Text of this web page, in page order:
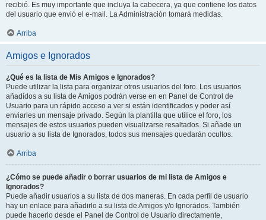
recibió. Es muy importante que incluya la cabecera, ya que contiene los datos
del usuario que envió el e-mail. La Administración tomará medidas.
Arriba
Amigos e Ignorados
¿Qué es la lista de Mis Amigos e Ignorados?
Puede utilizar la lista para organizar otros usuarios del foro. Los usuarios
añadidos a su lista de Amigos podrán verse en en Panel de Control de
Usuario para un rápido acceso a ver si están identificados y poder así
enviarles un mensaje privado. Según la plantilla que utilice el foro, los
mensajes de estos usuarios pueden visualizarse resaltados. Si añade un
usuario a su lista de Ignorados, todos sus mensajes quedarán ocultos.
Arriba
¿Cómo se puede añadir o borrar usuarios de mi lista de Amigos e
Ignorados?
Puede añadir usuarios a su lista de dos maneras. En cada perfil de usuario
hay un enlace para añadirlo a su lista de Amigos y/o Ignorados. También
puede hacerlo desde el Panel de Control de Usuario directamente,